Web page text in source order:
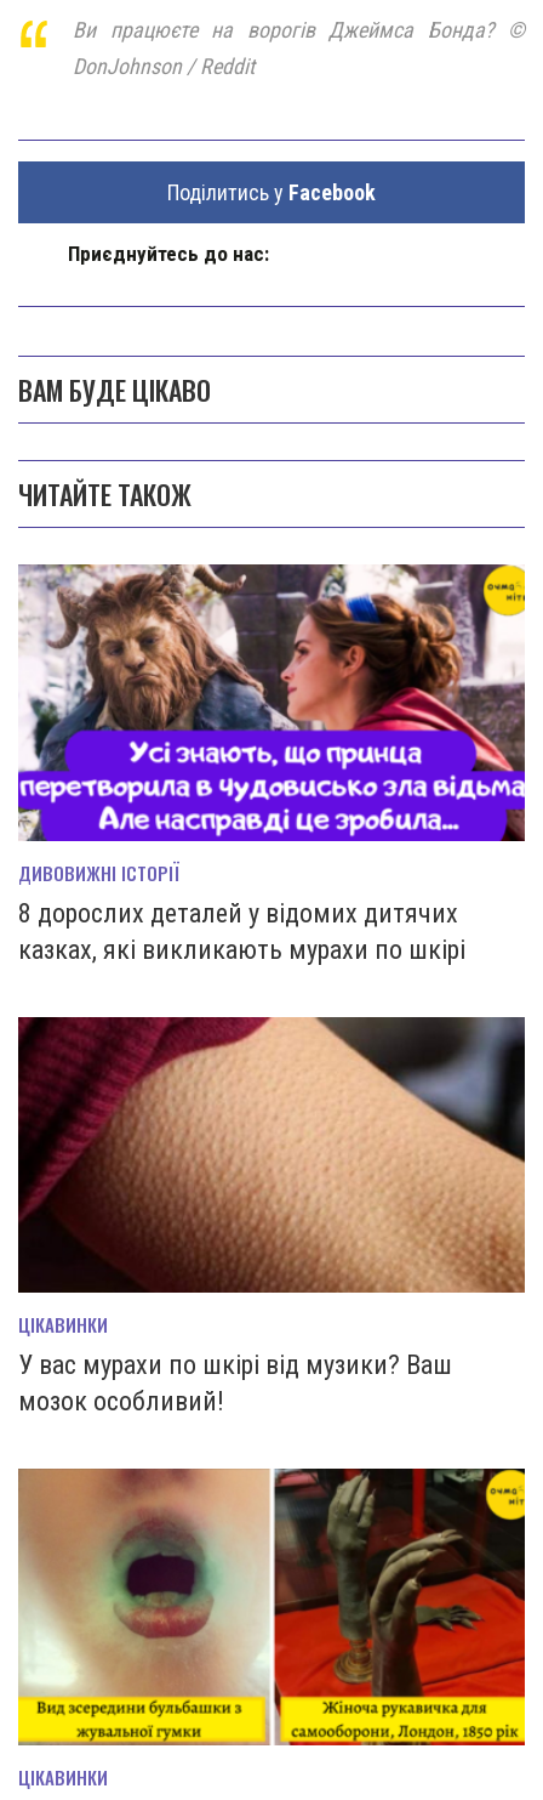
Ви працюєте на ворогів Джеймса Бонда? ©
DonJohnson / Reddit
Поділитись у Facebook
Приєднуйтесь до нас:
ВАМ БУДЕ ЦІКАВО
ЧИТАЙТЕ ТАКОЖ
ДИВОВИЖНІ ІСТОРІЇ
8 дорослих деталей у відомих дитячих
казках, які викликають мурахи по шкірі
ЦІКАВИНКИ
У вас мурахи по шкірі від музики? Ваш
мозок особливий!
ЦІКАВИНКИ